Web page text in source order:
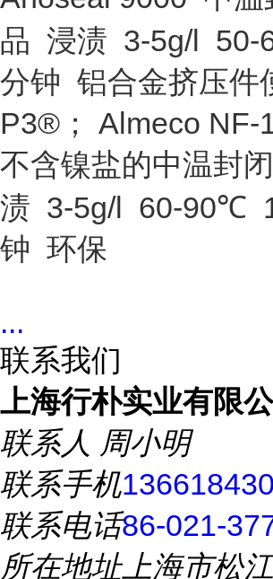
品 浸渍 3-5g/l
分钟 铝合金挤压件
P3®； Almeco NF-
不含镍盐的中温封
渍 3-5g/l 60-90℃
钟 环保
...
联系我们
上海行朴实业有限
联系人 周小明
联系手机
联系电话86-021-
所在地址上海市松